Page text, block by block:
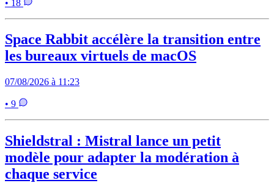
• 18
Space Rabbit accélère la transition entre
les bureaux virtuels de macOS
07/08/2026 à 11:23
• 9
Shieldstral : Mistral lance un petit
modèle pour adapter la modération à
chaque service